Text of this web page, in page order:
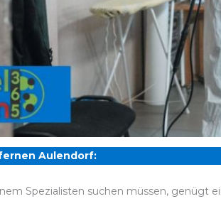
Aulendorf:
Spezialisten suchen müssen, genügt